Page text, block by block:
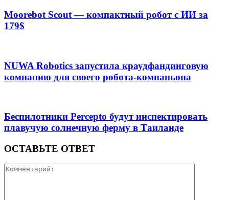
Moorebot Scout — компактный робот с ИИ за
179$
NUWA Robotics запустила краудфандинговую
компанию для своего робота-компаньона
Беспилотники Percepto будут инспектировать
плавучую солнечную ферму в Таиланде
ОСТАВЬТЕ ОТВЕТ